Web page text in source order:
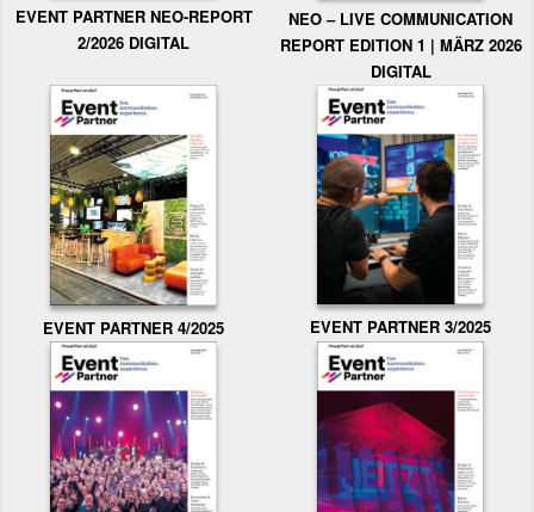
EVENT PARTNER NEO-REPORT
2/2026 DIGITAL
NEO – LIVE COMMUNICATION
REPORT EDITION 1 | MÄRZ 2026
DIGITAL
EVENT PARTNER 4/2025 EVENT PARTNER 3/2025